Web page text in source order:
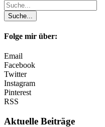
Folge mir über:
Email
Facebook
Twitter
Instagram
Pinterest
RSS
Aktuelle Beiträge